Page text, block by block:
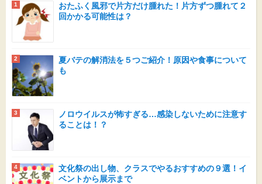
おたふく風邪で片方だけ腫れた！片方ずつ腫れて２
回かかる可能性は？
夏バテの解消法を５つご紹介！原因や食事について
も
ノロウイルスが怖すぎる…感染しないために注意す
ることは！？
文化祭の出し物、クラスでやるおすすめの９選！イ
ベントから展示まで